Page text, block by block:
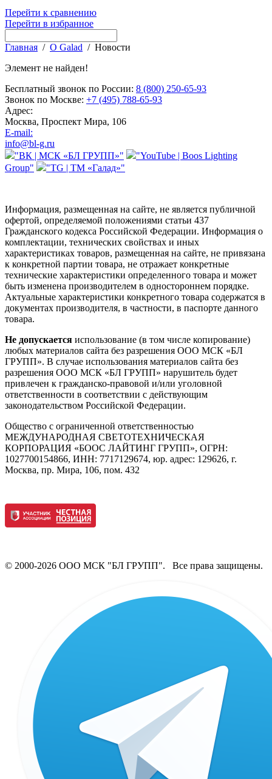
Перейти к сравнению
Перейти в избранное
Главная / О Galad / Новости
Элемент не найден!
Бесплатный звонок по России: 8 (800) 250-65-93
Звонок по Москве: +7 (495) 788-65-93
Адрес:
Москва, Проспект Мира, 106
E-mail:
info@bl-g.ru
"ВК | МСК «БЛ ГРУПП»"
"YouTube | Boos Lighting
Group"
"TG | ТМ «Галад»"
Информация, размещенная на сайте, не является публичной
офертой, определяемой положениями статьи 437
Гражданского кодекса Российской Федерации. Информация о
комплектации, технических свойствах и иных
характеристиках товаров, размещенная на сайте, не привязана
к конкретной партии товара, не отражает конкретные
технические характеристики определенного товара и может
быть изменена производителем в одностороннем порядке.
Актуальные характеристики конкретного товара содержатся в
документах производителя, в частности, в паспорте данного
товара.
Не допускается использование (в том числе копирование)
любых материалов сайта без разрешения ООО МСК «БЛ
ГРУПП». В случае использования материалов сайта без
разрешения ООО МСК «БЛ ГРУПП» нарушитель будет
привлечен к гражданско-правовой и/или уголовной
ответственности в соответствии с действующим
законодательством Российской Федерации.
Общество с ограниченной ответственностью
МЕЖДУНАРОДНАЯ СВЕТОТЕХНИЧЕСКАЯ
КОРПОРАЦИЯ «БООС ЛАЙТИНГ ГРУПП», ОГРН:
1027700154866, ИНН: 7717129674, юр. адрес: 129626, г.
Москва, пр. Мира, 106, пом. 432
© 2000-2026 ООО МСК "БЛ ГРУПП". Все права защищены.